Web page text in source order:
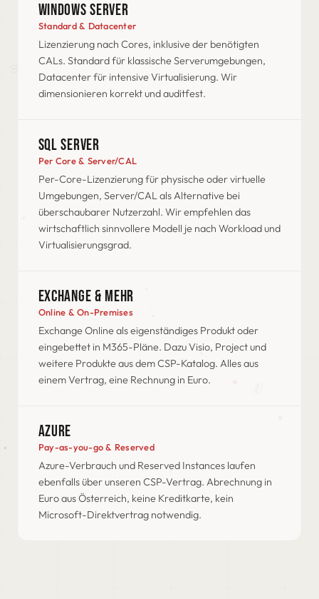
WINDOWS SERVER
Standard & Datacenter
Lizenzierung nach Cores, inklusive der benötigten
CALs. Standard für klassische Serverumgebungen,
Datacenter für intensive Virtualisierung. Wir
dimensionieren korrekt und auditfest.
SQL SERVER
Per Core & Server/CAL
Per-Core-Lizenzierung für physische oder virtuelle
Umgebungen, Server/CAL als Alternative bei
überschaubarer Nutzerzahl. Wir empfehlen das
wirtschaftlich sinnvollere Modell je nach Workload und
Virtualisierungsgrad.
EXCHANGE & MEHR
Online & On-Premises
Exchange Online als eigenständiges Produkt oder
eingebettet in M365-Pläne. Dazu Visio, Project und
weitere Produkte aus dem CSP-Katalog. Alles aus
einem Vertrag, eine Rechnung in Euro.
AZURE
Pay-as-you-go & Reserved
Azure-Verbrauch und Reserved Instances laufen
ebenfalls über unseren CSP-Vertrag. Abrechnung in
Euro aus Österreich, keine Kreditkarte, kein
Microsoft-Direktvertrag notwendig.